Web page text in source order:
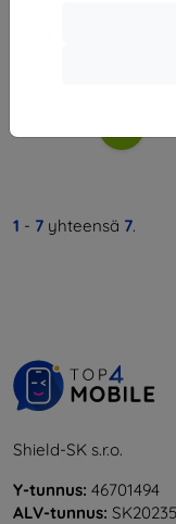
Viimeinen kappale
1 - 7 yhteensä 7.
Shield-SK s.r.o.
Y-tunnus: 46701494
ALV-tunnus: